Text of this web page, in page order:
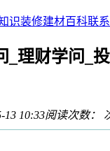
识装修建材百科联系
_理财学问_
13 10:33阅读次数：